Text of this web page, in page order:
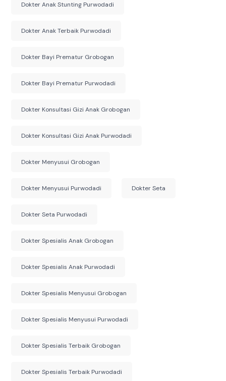
Dokter Anak Stunting Purwodadi
Dokter Anak Terbaik Purwodadi
Dokter Bayi Prematur Grobogan
Dokter Bayi Prematur Purwodadi
Dokter Konsultasi Gizi Anak Grobogan
Dokter Konsultasi Gizi Anak Purwodadi
Dokter Menyusui Grobogan
Dokter Menyusui Purwodadi Dokter Seta
Dokter Seta Purwodadi
Dokter Spesialis Anak Grobogan
Dokter Spesialis Anak Purwodadi
Dokter Spesialis Menyusui Grobogan
Dokter Spesialis Menyusui Purwodadi
Dokter Spesialis Terbaik Grobogan
Dokter Spesialis Terbaik Purwodadi